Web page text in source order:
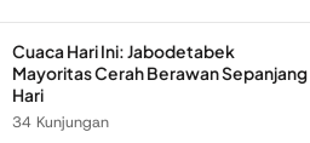
Cuaca Hari Ini: Jabodetabek
Mayoritas Cerah Berawan Sepanjang
Hari
34 Kunjungan